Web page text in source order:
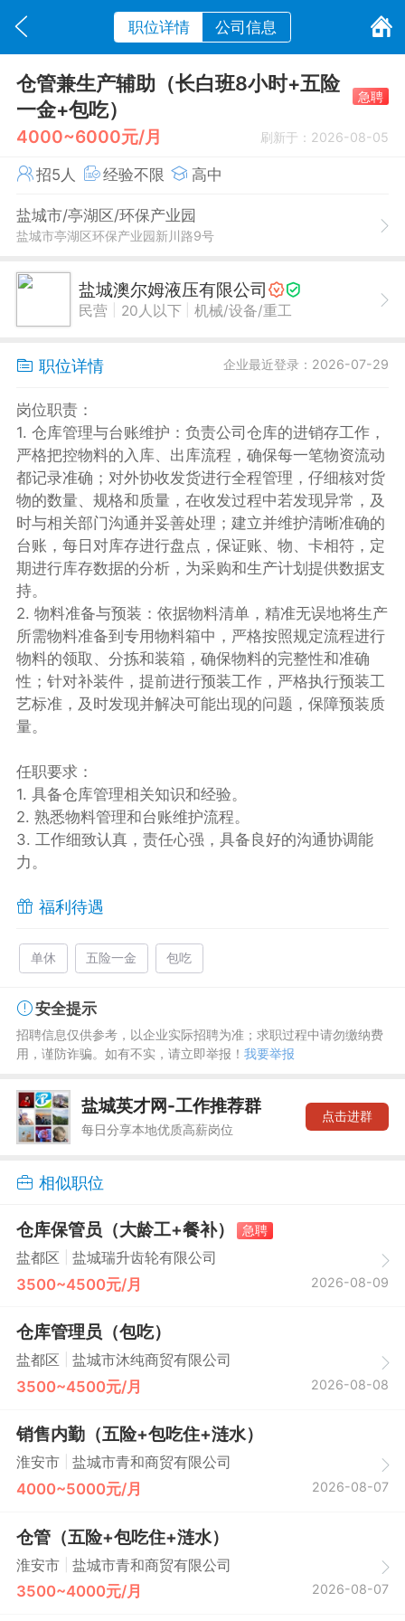
职位详情 公司信息
仓管兼生产辅助（长白班8小时+五险
一金+包吃）
急聘
4000~6000元/月 刷新于：2026-08-05
招5人 经验不限 高中
盐城市/亭湖区/环保产业园
盐城市亭湖区环保产业园新川路9号
盐城澳尔姆液压有限公司
民营 20人以下 机械/设备/重工
职位详情 企业最近登录：2026-07-29
岗位职责：
1. 仓库管理与台账维护：负责公司仓库的进销存工作，
严格把控物料的入库、出库流程，确保每一笔物资流动
都记录准确；对外协收发货进行全程管理，仔细核对货
物的数量、规格和质量，在收发过程中若发现异常，及
时与相关部门沟通并妥善处理；建立并维护清晰准确的
台账，每日对库存进行盘点，保证账、物、卡相符，定
期进行库存数据的分析，为采购和生产计划提供数据支
持。
2. 物料准备与预装：依据物料清单，精准无误地将生产
所需物料准备到专用物料箱中，严格按照规定流程进行
物料的领取、分拣和装箱，确保物料的完整性和准确
性；针对补装件，提前进行预装工作，严格执行预装工
艺标准，及时发现并解决可能出现的问题，保障预装质
量。
任职要求：
1. 具备仓库管理相关知识和经验。
2. 熟悉物料管理和台账维护流程。
3. 工作细致认真，责任心强，具备良好的沟通协调能
力。
福利待遇
单休 五险一金 包吃
安全提示
招聘信息仅供参考，以企业实际招聘为准；求职过程中请勿缴纳费
用，谨防诈骗。如有不实，请立即举报！ 我要举报
盐城英才网-工作推荐群
每日分享本地优质高薪岗位
点击进群
相似职位
仓库保管员（大龄工+餐补）
急聘
盐都区
盐城瑞升齿轮有限公司
3500~4500元/月 2026-08-09
仓库管理员（包吃）
盐都区 盐城市沐纯商贸有限公司
3500~4500元/月 2026-08-08
销售内勤（五险+包吃住+涟水）
淮安市 盐城市青和商贸有限公司
4000~5000元/月 2026-08-07
仓管（五险+包吃住+涟水）
淮安市 盐城市青和商贸有限公司
3500~4000元/月 2026-08-07